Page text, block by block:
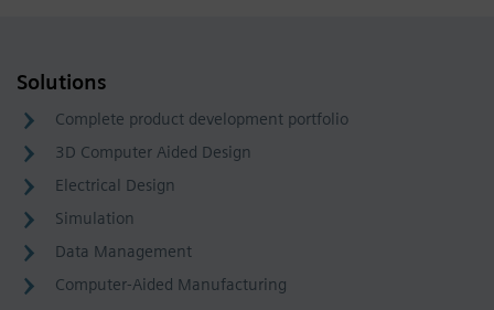
Solutions
Complete product development portfolio
3D Computer Aided Design
Electrical Design
Simulation
Data Management
Computer-Aided Manufacturing